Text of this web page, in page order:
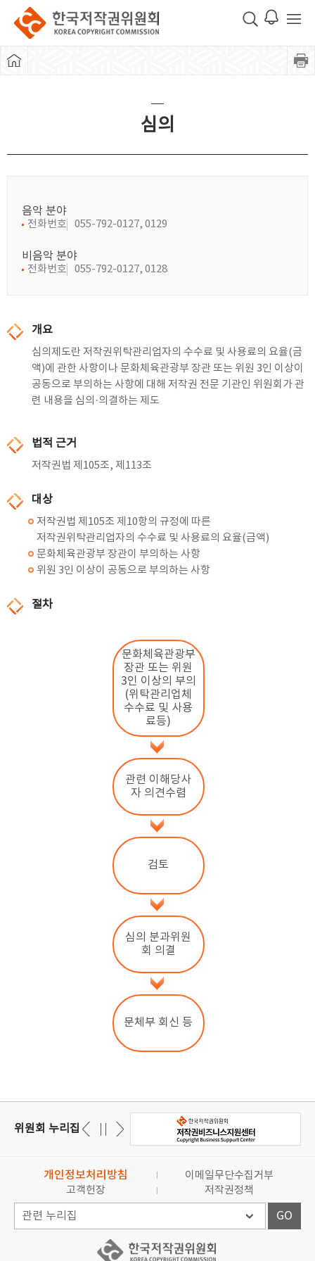
심의
음악 분야
전화번호 055-792-0127, 0129
비음악 분야
전화번호 055-792-0127, 0128
개요
심의제도란 저작권위탁관리업자의 수수료 및 사용료의 요율(금
액)에 관한 사항이나 문화체육관광부 장관 또는 위원 3인 이상이
공동으로 부의하는 사항에 대해 저작권 전문 기관인 위원회가 관
련 내용을 심의·의결하는 제도
법적 근거
저작권법 제105조, 제113조
대상
저작권법 제105조 제10항의 규정에 따른
저작권위탁관리업자의 수수료 및 사용료의 요율(금액)
문화체육관광부 장관이 부의하는 사항
위원 3인 이상이 공동으로 부의하는 사항
절차
문화체육관광부
장관 또는 위원
3인 이상의 부의
(위탁관리업체
수수료 및 사용
료등)
관련 이해당사
자 의견수렴
검토
심의 분과위원
회 의결
문체부 회신 등
위원회 누리집
개인정보처리방침
이메일무단수집거부
고객헌장
저작권정책
GO